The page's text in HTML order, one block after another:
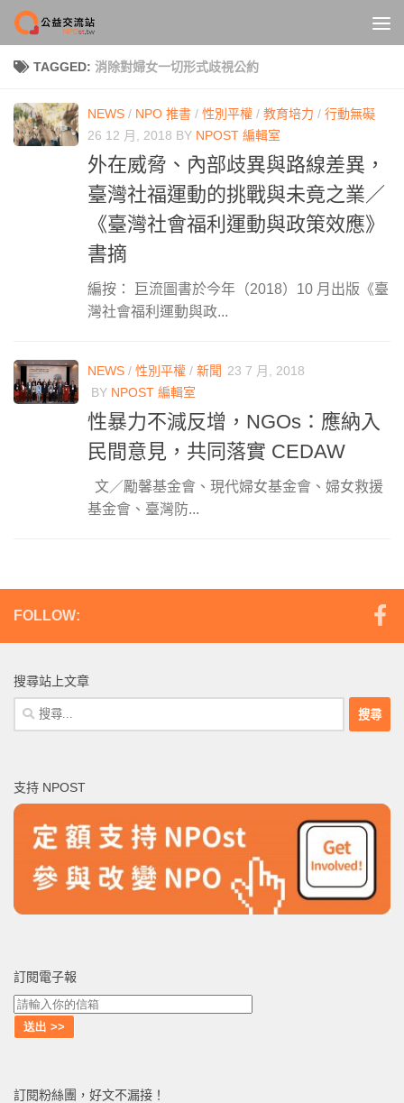
Skip to content
TAGGED: 消除對婦女一切形式歧視公約
NEWS / NPO 推書 / 性別平權 / 教育培力 / 行動無礙
26 12 月, 2018 BY NPOST 編輯室
外在威脅、內部歧異與路線差異，
臺灣社福運動的挑戰與未竟之業／
《臺灣社會福利運動與政策效應》
書摘
編按： 巨流圖書於今年（2018）10 月出版《臺
灣社會福利運動與政...
NEWS / 性別平權 / 新聞 23 7 月, 2018
BY NPOST 編輯室
性暴力不減反增，NGOs：應納入
民間意見，共同落實 CEDAW
文／勵馨基金會、現代婦女基金會、婦女救援
基金會、臺灣防...
FOLLOW:
搜尋站上文章
搜
尋
字:
支持 NPOST
訂閱電子報
訂閱粉絲團，好文不漏接！